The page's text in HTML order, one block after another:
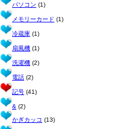
パソコン (1)
メモリーカード (1)
冷蔵庫 (1)
扇風機 (1)
洗濯機 (2)
電話 (2)
記号 (41)
& (2)
かぎカッコ (13)